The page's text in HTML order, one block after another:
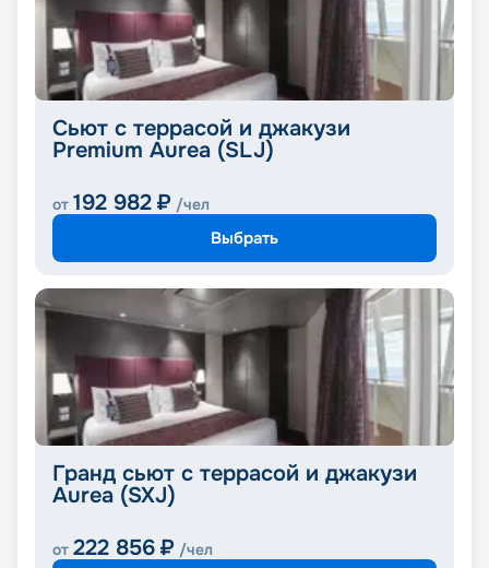
Сьют с террасой и джакузи
Premium Aurea (SLJ)
от 192 982 ₽ /чел
Выбрать
Гранд сьют с террасой и джакузи
Aurea (SXJ)
от 222 856 ₽ /чел